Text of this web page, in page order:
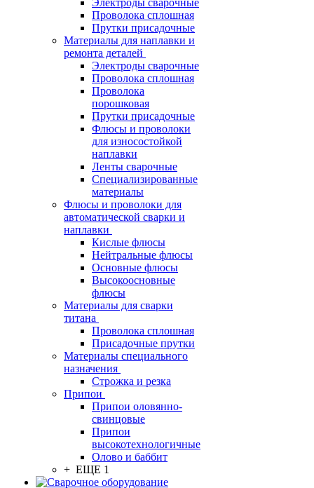
Электроды сварочные
Проволока сплошная
Прутки присадочные
Материалы для наплавки и
ремонта деталей
Электроды сварочные
Проволока сплошная
Проволока
порошковая
Прутки присадочные
Флюсы и проволоки
для износостойкой
наплавки
Ленты сварочные
Специализированные
материалы
Флюсы и проволоки для
автоматической сварки и
наплавки
Кислые флюсы
Нейтральные флюсы
Основные флюсы
Высокоосновные
флюсы
Материалы для сварки
титана
Проволока сплошная
Присадочные прутки
Материалы специального
назначения
Строжка и резка
Припои
Припои оловянно-
свинцовые
Припои
высокотехнологичные
Олово и баббит
+ ЕЩЕ 1